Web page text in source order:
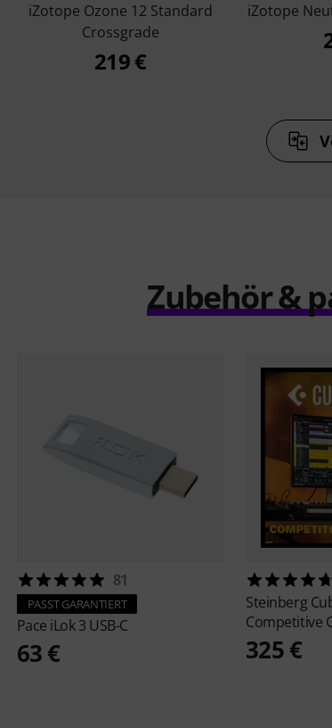
iZotope Ozone 12 Standard
Crossgrade
219 €
iZotope
Zubehör &
81
PASST GARANTIERT
Pace iLok 3 USB-C
63 €
Steinberg
Competitive
325 €